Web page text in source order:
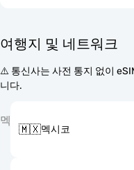
여행지 및 네트워크
⚠️ 통신사는 사전 통지 없이
니다.
멕
🇲🇽멕시코